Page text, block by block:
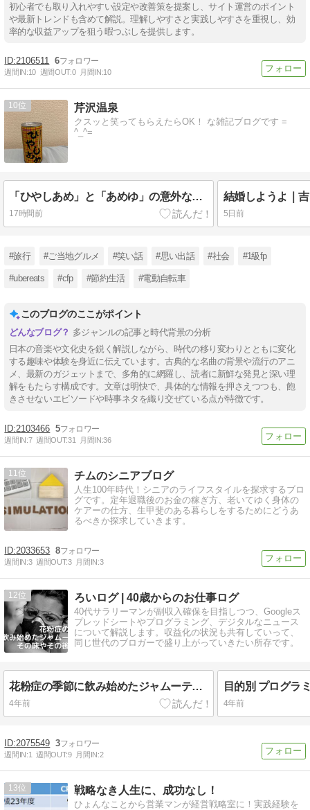
初心者でも取り入れやすい設定や改善策を提案し、サイト運営のポイント
や最新トレンドも含めて解説。理解しやすさと実践しやすさを重視し、効
率的な収益アップを狙う暇つぶしを提供します。
2106511 6
週間IN:10 週間OUT:0 月間IN:10
10 芹沢温泉
クスッと笑ってもらえたらOK！ な雑記ブログです =
^_^=
「ひやしあめ」と「あめゆ」の意外な関係｜サンガリア自販機で知った驚きの事実
17時間前 5日前
#旅行 #ご当地グルメ #笑い話 #思い出話 #社会 #1級fp
#ubereats #cfp #節約生活 #電動自転車
このブログのここがポイント
多ジャンルの記事と時代背景の分析
日本の音楽や文化史を鋭く解説しながら、時代の移り変わりとともに変化
する趣味や体験を身近に伝えています。古典的な名曲の背景や流行のアニ
メ、最新のガジェットまで、多角的に網羅し、読者に新鮮な発見と深い理
解をもたらす構成です。文章は明快で、具体的な情報を押さえつつも、飽
きさせないエピソードや時事ネタを織り交ぜている点が特徴です。
2103466 5
週間IN:7 週間OUT:31 月間IN:36
11 チムのシニアブログ
人生100年時代！シニアのライフスタイルを探求するブロ
グです。定年退職後のお金の稼ぎ方、老いてゆく身体の
ケアーの仕方、生甲斐のある暮らしをするためにどうあ
るべきか探求していきます。
2033653 8
週間IN:3 週間OUT:3 月間IN:3
12 ろいログ | 40歳からのお仕事ログ
40代サラリーマンが副収入確保を目指しつつ、Googleス
プレッドシートやプログラミング、デジタルなニュース
について解説します。収益化の状況も共有していって、
同じ世代のブロガーで盛り上がっていきたい所存です。
花粉症の季節に飲み始めたジャムーティー|その味やその後の状況
4年前 4年前
2075549 3
週間IN:1 週間OUT:9 月間IN:2
13 戦略なき人生に、成功なし！
ひょんなことから営業マンが経営戦略室に！実践経験を